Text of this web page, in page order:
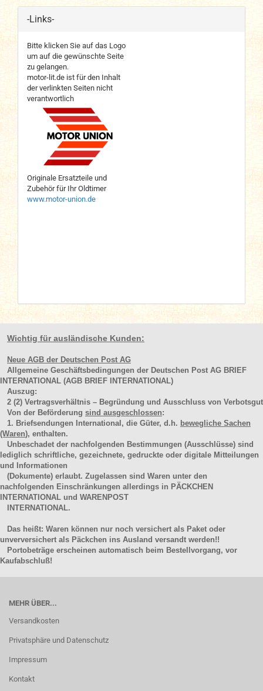
-Links-
Bitte klicken Sie auf das Logo
um auf die gewünschte Seite
zu gelangen.
motor-lit.de ist für den Inhalt
der verlinkten Seiten nicht
verantwortlich
Originale Ersatzteile und
Zubehör für Ihr Oldtimer
www.motor-union.de
Wichtig für ausländische Kunden:
Neue AGB der Deutschen Post AG
Allgemeine Geschäftsbedingungen der Deutschen Post AG BRIEF
INTERNATIONAL (AGB BRIEF INTERNATIONAL)
Auszug:
2 (2) Vertragsverhältnis – Begründung und Ausschluss von Verbotsgut
Von der Beförderung sind ausgeschlossen:
1. Briefsendungen International, die Güter, d.h. bewegliche Sachen
(Waren), enthalten.
Unbeschadet der nachfolgenden Bestimmungen (Ausschlüsse) sind
lediglich schriftliche, gezeichnete, gedruckte oder digitale Mitteilungen
und Informationen
(Dokumente) erlaubt. Zugelassen sind Waren unter den
nachfolgenden Einschränkungen allerdings in PÄCKCHEN
INTERNATIONAL und WARENPOST
INTERNATIONAL.
Das heißt: Waren können nur noch versichert als Paket oder
unverversichert als Päckchen ins Ausland versandt werden!!
Portobeträge erscheinen automatisch beim Bestellvorgang, vor
Kaufabschluß!
MEHR ÜBER...
Versandkosten
Privatsphäre und Datenschutz
Impressum
Kontakt